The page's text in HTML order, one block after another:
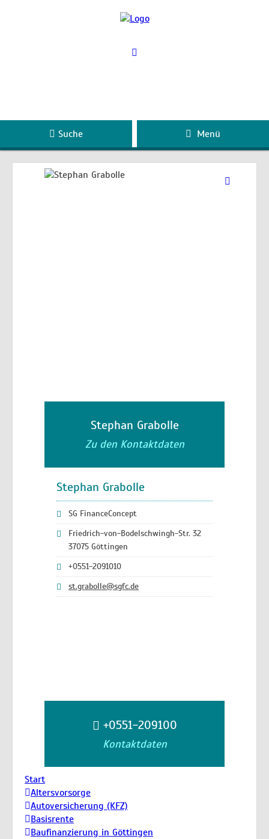
Suche Menü
Stephan Grabolle
Zu den Kontaktdaten
Stephan Grabolle
SG FinanceConcept
Friedrich-von-Bodelschwingh-Str. 32
37075 Göttingen
+0551-2091010
st.grabolle@sgfc.de
+0551-209100
Kontaktdaten
Start
Altersvorsorge
Autoversicherung (KFZ)
Basisrente
Baufinanzierung in Göttingen